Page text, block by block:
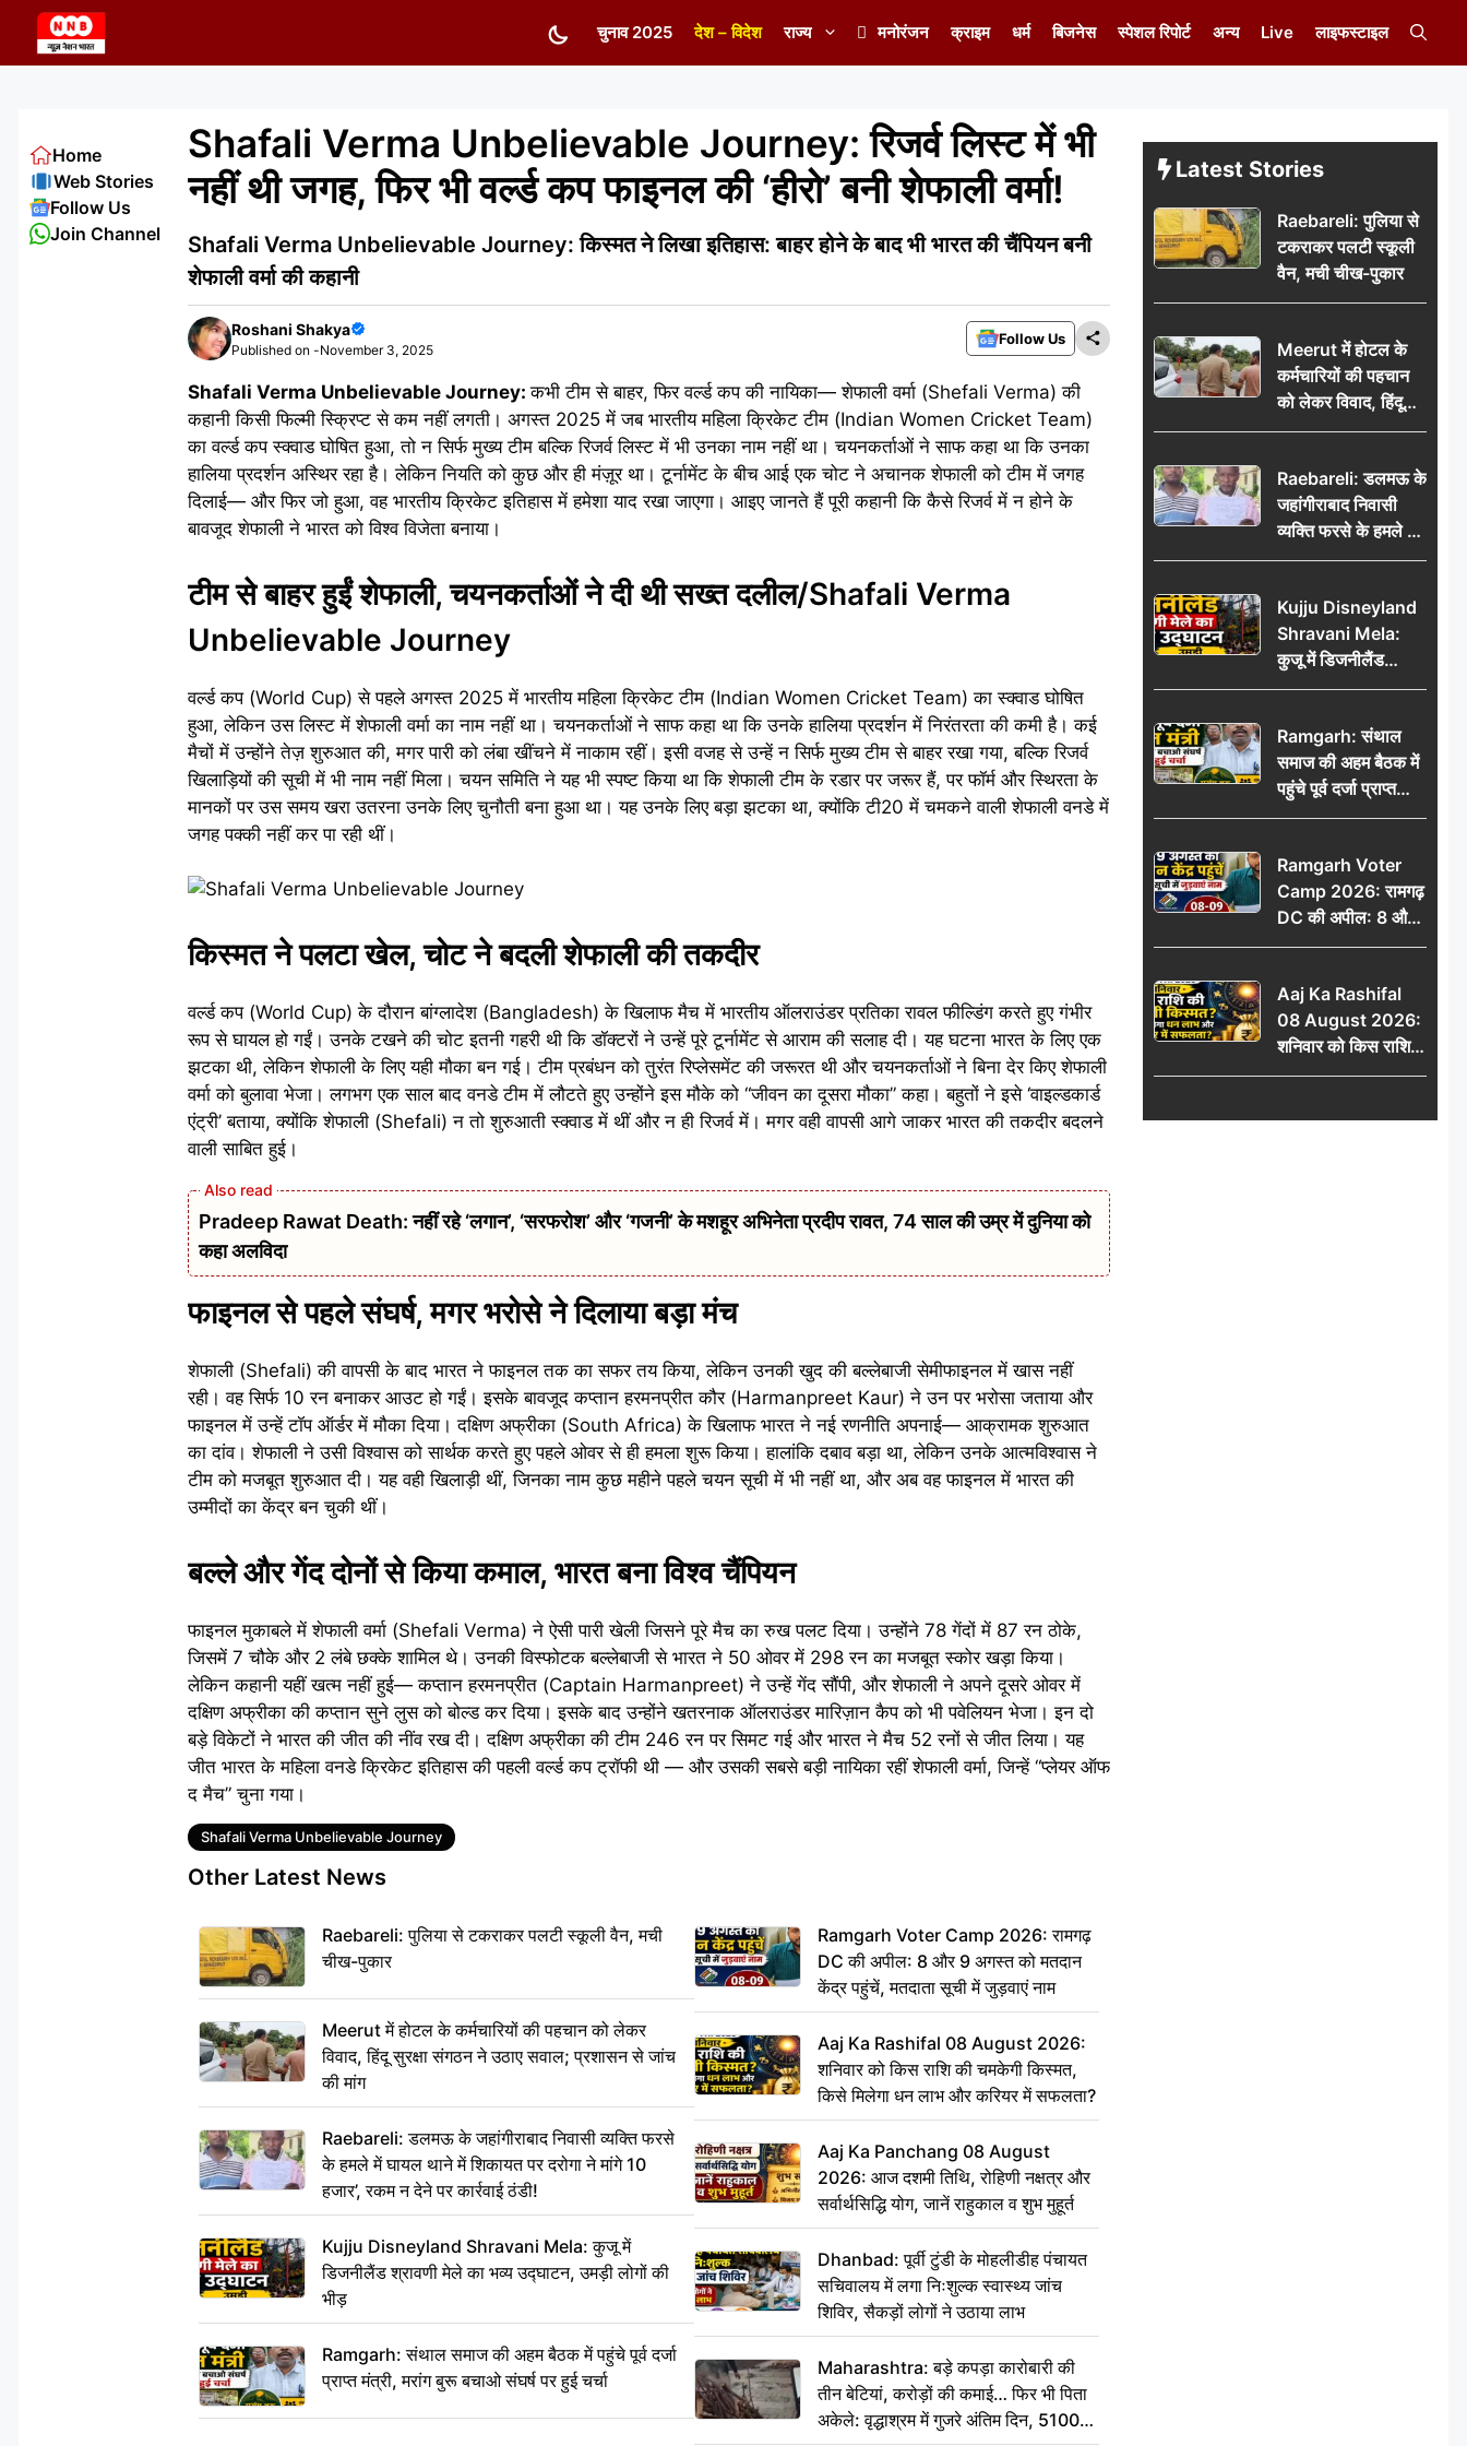
content
चुनाव 2025 देश – विदेश राज्य मनोरंजन क्राइम धर्म बिजनेस स्पेशल रिपोर्ट अन्य Live लाइफस्टाइल
Shafali Verma Unbelievable Journey: रिजर्व लिस्ट में भी
नहीं थी जगह, फिर भी वर्ल्ड कप फाइनल की ‘हीरो’ बनी शेफाली वर्मा!
Shafali Verma Unbelievable Journey: किस्मत ने लिखा इतिहास: बाहर होने के बाद भी भारत की चैंपियन बनी
शेफाली वर्मा की कहानी
Roshani Shakya
Published on -November 3, 2025
Follow Us
Shafali Verma Unbelievable Journey:कभी टीम से बाहर, फिर वर्ल्ड कप की नायिका— शेफाली वर्मा (Shefali Verma) की
कहानी किसी फिल्मी स्क्रिप्ट से कम नहीं लगती। अगस्त 2025 में जब भारतीय महिला क्रिकेट टीम (Indian Women Cricket Team)
का वर्ल्ड कप स्क्वाड घोषित हुआ, तो न सिर्फ मुख्य टीम बल्कि रिजर्व लिस्ट में भी उनका नाम नहीं था। चयनकर्ताओं ने साफ कहा था कि उनका
हालिया प्रदर्शन अस्थिर रहा है। लेकिन नियति को कुछ और ही मंज़ूर था। टूर्नामेंट के बीच आई एक चोट ने अचानक शेफाली को टीम में जगह
दिलाई— और फिर जो हुआ, वह भारतीय क्रिकेट इतिहास में हमेशा याद रखा जाएगा। आइए जानते हैं पूरी कहानी कि कैसे रिजर्व में न होने के
बावजूद शेफाली ने भारत को विश्व विजेता बनाया।
टीम से बाहर हुईं शेफाली, चयनकर्ताओं ने दी थी सख्त दलील/Shafali Verma
Unbelievable Journey
वर्ल्ड कप (World Cup) से पहले अगस्त 2025 में भारतीय महिला क्रिकेट टीम (Indian Women Cricket Team) का स्क्वाड घोषित
हुआ, लेकिन उस लिस्ट में शेफाली वर्मा का नाम नहीं था। चयनकर्ताओं ने साफ कहा था कि उनके हालिया प्रदर्शन में निरंतरता की कमी है। कई
मैचों में उन्होंने तेज़ शुरुआत की, मगर पारी को लंबा खींचने में नाकाम रहीं। इसी वजह से उन्हें न सिर्फ मुख्य टीम से बाहर रखा गया, बल्कि रिजर्व
खिलाड़ियों की सूची में भी नाम नहीं मिला। चयन समिति ने यह भी स्पष्ट किया था कि शेफाली टीम के रडार पर जरूर हैं, पर फॉर्म और स्थिरता के
मानकों पर उस समय खरा उतरना उनके लिए चुनौती बना हुआ था। यह उनके लिए बड़ा झटका था, क्योंकि टी20 में चमकने वाली शेफाली वनडे में
जगह पक्की नहीं कर पा रही थीं।
किस्मत ने पलटा खेल, चोट ने बदली शेफाली की तकदीर
वर्ल्ड कप (World Cup) के दौरान बांग्लादेश (Bangladesh) के खिलाफ मैच में भारतीय ऑलराउंडर प्रतिका रावल फील्डिंग करते हुए गंभीर
रूप से घायल हो गईं। उनके टखने की चोट इतनी गहरी थी कि डॉक्टरों ने उन्हें पूरे टूर्नामेंट से आराम की सलाह दी। यह घटना भारत के लिए एक
झटका थी, लेकिन शेफाली के लिए यही मौका बन गई। टीम प्रबंधन को तुरंत रिप्लेसमेंट की जरूरत थी और चयनकर्ताओं ने बिना देर किए शेफाली
वर्मा को बुलावा भेजा। लगभग एक साल बाद वनडे टीम में लौटते हुए उन्होंने इस मौके को “जीवन का दूसरा मौका” कहा। बहुतों ने इसे ‘वाइल्डकार्ड
एंट्री’ बताया, क्योंकि शेफाली (Shefali) न तो शुरुआती स्क्वाड में थीं और न ही रिजर्व में। मगर वही वापसी आगे जाकर भारत की तकदीर बदलने
वाली साबित हुई।
Pradeep Rawat Death: नहीं रहे ‘लगान’, ‘सरफरोश’ और ‘गजनी’ के मशहूर अभिनेता प्रदीप रावत, 74 साल की उम्र में दुनिया को
कहा अलविदा
फाइनल से पहले संघर्ष, मगर भरोसे ने दिलाया बड़ा मंच
शेफाली (Shefali) की वापसी के बाद भारत ने फाइनल तक का सफर तय किया, लेकिन उनकी खुद की बल्लेबाजी सेमीफाइनल में खास नहीं
रही। वह सिर्फ 10 रन बनाकर आउट हो गईं। इसके बावजूद कप्तान हरमनप्रीत कौर (Harmanpreet Kaur) ने उन पर भरोसा जताया और
फाइनल में उन्हें टॉप ऑर्डर में मौका दिया। दक्षिण अफ्रीका (South Africa) के खिलाफ भारत ने नई रणनीति अपनाई— आक्रामक शुरुआत
का दांव। शेफाली ने उसी विश्वास को सार्थक करते हुए पहले ओवर से ही हमला शुरू किया। हालांकि दबाव बड़ा था, लेकिन उनके आत्मविश्वास ने
टीम को मजबूत शुरुआत दी। यह वही खिलाड़ी थीं, जिनका नाम कुछ महीने पहले चयन सूची में भी नहीं था, और अब वह फाइनल में भारत की
उम्मीदों का केंद्र बन चुकी थीं।
बल्ले और गेंद दोनों से किया कमाल, भारत बना विश्व चैंपियन
फाइनल मुकाबले में शेफाली वर्मा (Shefali Verma) ने ऐसी पारी खेली जिसने पूरे मैच का रुख पलट दिया। उन्होंने 78 गेंदों में 87 रन ठोके,
जिसमें 7 चौके और 2 लंबे छक्के शामिल थे। उनकी विस्फोटक बल्लेबाजी से भारत ने 50 ओवर में 298 रन का मजबूत स्कोर खड़ा किया।
लेकिन कहानी यहीं खत्म नहीं हुई— कप्तान हरमनप्रीत (Captain Harmanpreet) ने उन्हें गेंद सौंपी, और शेफाली ने अपने दूसरे ओवर में
दक्षिण अफ्रीका की कप्तान सुने लुस को बोल्ड कर दिया। इसके बाद उन्होंने खतरनाक ऑलराउंडर मारिज़ान कैप को भी पवेलियन भेजा। इन दो
बड़े विकेटों ने भारत की जीत की नींव रख दी। दक्षिण अफ्रीका की टीम 246 रन पर सिमट गई और भारत ने मैच 52 रनों से जीत लिया। यह
जीत भारत के महिला वनडे क्रिकेट इतिहास की पहली वर्ल्ड कप ट्रॉफी थी — और उसकी सबसे बड़ी नायिका रहीं शेफाली वर्मा, जिन्हें “प्लेयर ऑफ
द मैच” चुना गया।
Tags
Shafali Verma Unbelievable Journey
Other Latest News
Raebareli: पुलिया से टकराकर पलटी स्कूली वैन, मची
चीख-पुकार
Meerut में होटल के कर्मचारियों की पहचान को लेकर
विवाद, हिंदू सुरक्षा संगठन ने उठाए सवाल; प्रशासन से जांच
की मांग
Raebareli: डलमऊ के जहांगीराबाद निवासी व्यक्ति फरसे
के हमले में घायल थाने में शिकायत पर दरोगा ने मांगे 10
हजार’, रकम न देने पर कार्रवाई ठंडी!
Kujju Disneyland Shravani Mela: कुजू में
डिजनीलैंड श्रावणी मेले का भव्य उद्घाटन, उमड़ी लोगों की
भीड़
Ramgarh: संथाल समाज की अहम बैठक में पहुंचे पूर्व दर्जा
प्राप्त मंत्री, मरांग बुरू बचाओ संघर्ष पर हुई चर्चा
Ramgarh Voter Camp 2026: रामगढ़
DC की अपील: 8 और 9 अगस्त को मतदान
केंद्र पहुंचें, मतदाता सूची में जुड़वाएं नाम
Aaj Ka Rashifal 08 August 2026:
शनिवार को किस राशि की चमकेगी किस्मत,
किसे मिलेगा धन लाभ और करियर में सफलता?
Aaj Ka Panchang 08 August
2026: आज दशमी तिथि, रोहिणी नक्षत्र और
सर्वार्थसिद्धि योग, जानें राहुकाल व शुभ मुहूर्त
Dhanbad: पूर्वी टुंडी के मोहलीडीह पंचायत
सचिवालय में लगा निःशुल्क स्वास्थ्य जांच
शिविर, सैकड़ों लोगों ने उठाया लाभ
Maharashtra: बड़े कपड़ा कारोबारी की
तीन बेटियां, करोड़ों की कमाई… फिर भी पिता
अकेले: वृद्धाश्रम में गुजरे अंतिम दिन, 5100
Home
Web Stories
Follow Us
Join Channel
Latest Stories
Raebareli: पुलिया से
टकराकर पलटी स्कूली
वैन, मची चीख-पुकार
Meerut में होटल के
कर्मचारियों की पहचान
को लेकर विवाद, हिंदू
सुरक्षा संगठन ने उठाए
की मांग
Raebareli: डलमऊ के
जहांगीराबाद निवासी
व्यक्ति फरसे के हमले में
घायल थाने में शिकायत
हजार’, रकम न देने पर
कार्रवाई ठंडी!
Kujju Disneyland
Shravani Mela:
कुजू में डिजनीलैंड
श्रावणी मेले का भव्य
की भीड़
Ramgarh: संथाल
समाज की अहम बैठक में
पहुंचे पूर्व दर्जा प्राप्त
मंत्री, मरांग बुरू बचाओ
Ramgarh Voter
Camp 2026: रामगढ़
DC की अपील: 8 और
9 अगस्त को मतदान
में जुड़वाएं नाम
Aaj Ka Rashifal
08 August 2026:
शनिवार को किस राशि
की चमकेगी किस्मत,
और करियर में सफलता?